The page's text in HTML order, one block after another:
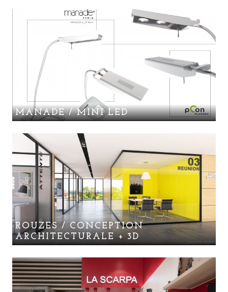
MANADE / MINI LED
ROUZES / CONCEPTION
ARCHITECTURALE + 3D